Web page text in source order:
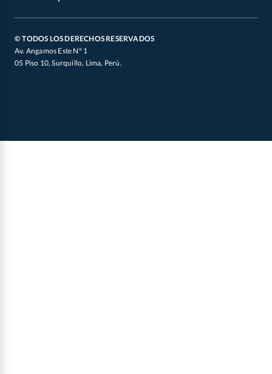
Canal de Integridad
Defensoría de Vendedores y Proveedores
© TODOS LOS DERECHOS RESERVADOS
Av. Angamos Este N° 1
05 Piso 10, Surquillo, Lima, Perú.